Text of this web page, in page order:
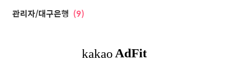
관리자/대구은행 (9)